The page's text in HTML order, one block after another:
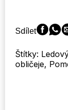
Silicone
Ice
for
Eye
Sdílet
Štítky:
obličeje,